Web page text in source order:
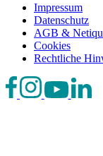
Impressum
Datenschutz
AGB &
Cookies
Rechtliche